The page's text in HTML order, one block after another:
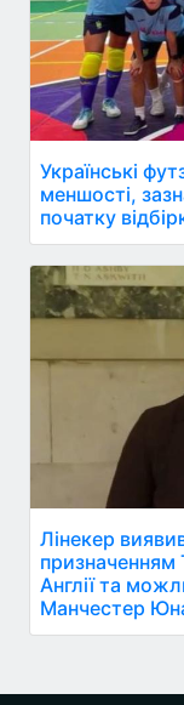
Українські
меншості,
початку
Лінекер
призначенням
Англії та
Манчестер